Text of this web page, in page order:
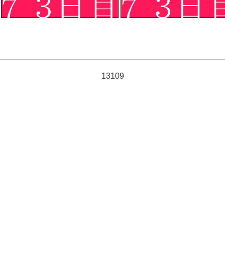
13109